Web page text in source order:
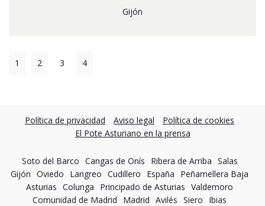
Gijón
1 2 3 4
Política de privacidad Aviso legal
Política de cookies
El Pote Asturiano en la prensa
Soto del Barco Cangas de Onís Ribera de Arriba Salas
Gijón Oviedo Langreo Cudillero España
Peñamellera Baja
Asturias Colunga Principado de Asturias Valdemoro
Comunidad de Madrid
Madrid Avilés Siero
Ibias